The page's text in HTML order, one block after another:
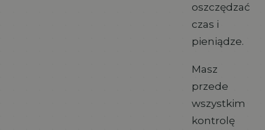
oszczędzać
czas i
pieniądze.
Masz
przede
wszystkim
kontrolę